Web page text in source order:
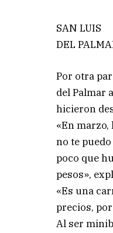
SAN LUIS
DEL
Por otra
del Palmar
hicieron
«En
no te
poco que
pesos»,
«Es una
precios,
Al ser